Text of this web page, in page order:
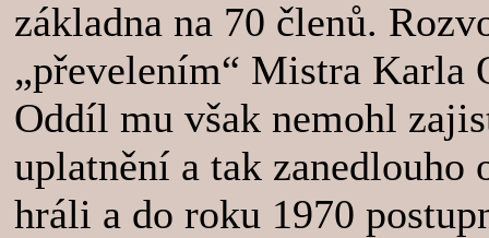
základna na 70 členů.
„převelením“ Mistra Karla
Oddíl mu však nemohl
uplatnění a tak
hráli a do roku 1970